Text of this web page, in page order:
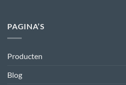
PAGINA’S
Producten
Blog